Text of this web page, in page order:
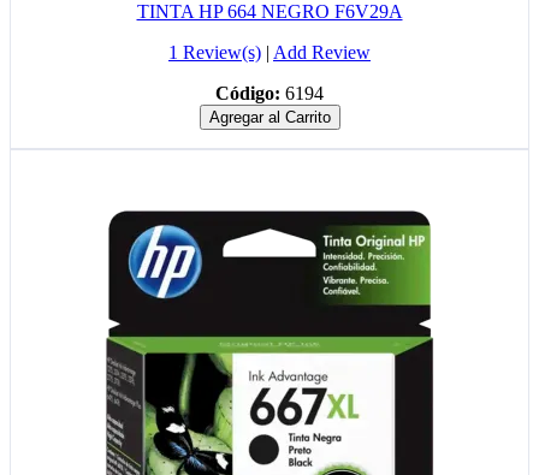
TINTA HP 664 NEGRO F6V29A
1 Review(s) | Add Review
Código: 6194
Agregar al Carrito